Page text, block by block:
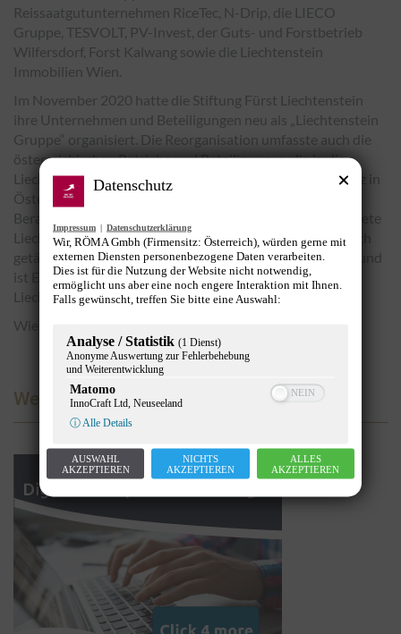
Reissaatgutunternehmen RiceTec, N-Drip, die LIECO
Gruppe, TESVOLT, PV-Invest, der Guts- und Forstbetrieb
Wilfersdorf, Forst Kalwang sowie die Liechtenstein
Immobilien Wien.
Im November 2020 hatte die Stiftung Fürst Liechtenstein
ihre Unternehmen und Beteiligungen neu als „Liechtenstein
Gruppe“ organisiert. Die Reorganisation umfasste auch die
österreichischen Betriebe und Beteiligungen, die in die
Liechtenstein Gruppe AG, eine Aktiengesellschaft mit Sitz in
Österreich, eingebracht wurden. Neuinvestitionen sowie
Beratungsdienstleistungen werden über die neu gegründete
Liechtenstein Invest GmbH ebenfalls mit Sitz in Österreich
getätigt. Die Stiftung Fürst Liechtenstein blieb bestehen und
ist Eigentümerin der Liechtenstein Gruppe AG und der
Liechtenstein Invest GmbH.
Wien (OTS), Bild: Palais Liechtenstein
Werbung
Datenschutz
Impressum | Datenschutzerklärung
Wir, RÖMA Gmbh (Firmensitz: Österreich), würden gerne mit
externen Diensten personenbezogene Daten verarbeiten.
Dies ist für die Nutzung der Website nicht notwendig,
ermöglicht uns aber eine noch engere Interaktion mit Ihnen.
Falls gewünscht, treffen Sie bitte eine Auswahl:
Analyse / Statistik (1 Dienst)
Anonyme Auswertung zur Fehlerbehebung
und Weiterentwicklung
Matomo
InnoCraft Ltd, Neuseeland
ⓘ Alle Details
AUSWAHL
AKZEPTIEREN
NICHTS
AKZEPTIEREN
ALLES
AKZEPTIEREN